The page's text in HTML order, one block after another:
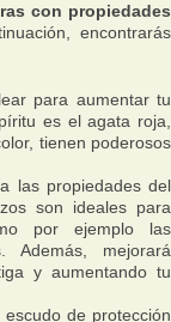
con propiedades
encontrarás
para aumentar tu
es el agata roja,
tienen poderosos
las propiedades del
son ideales para
por ejemplo las
Además, mejorará
y aumentando tu
de protección